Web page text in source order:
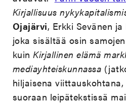
Kirjallisuus
Ojajärvi, Erkki Sevänen ja
joka sisältää osin
kuinKirjallinen elämä
mediayhteiskunnassa
hiljaisena
suoraan leipätekstissä